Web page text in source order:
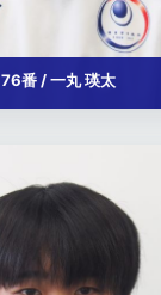
76番 / 一丸 瑛太